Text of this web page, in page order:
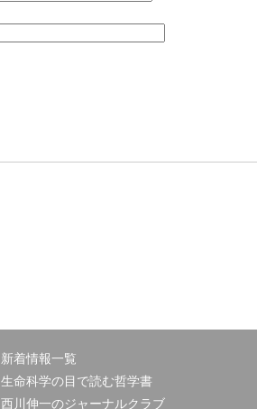
新着情報一覧
生命科学の目で読む哲学書
西川伸一のジャーナルクラブ